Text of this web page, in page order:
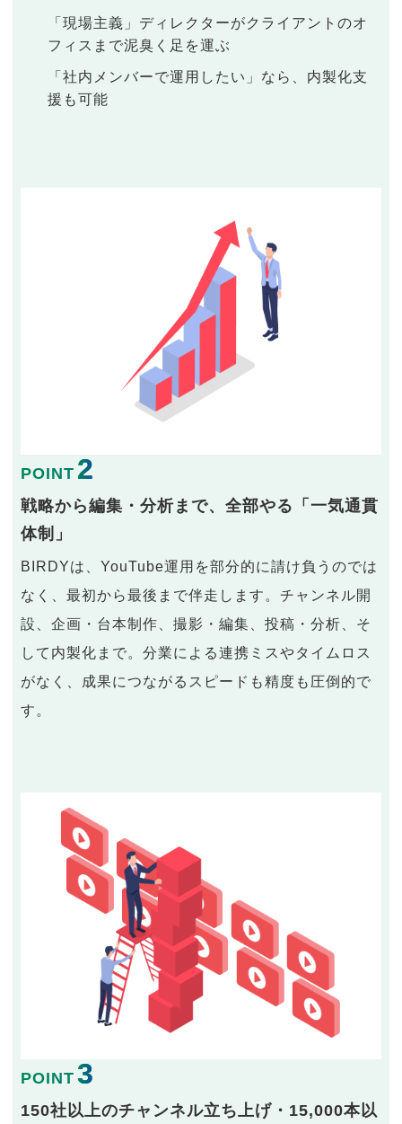
「現場主義」ディレクターがクライアントのオ
フィスまで泥臭く足を運ぶ
「社内メンバーで運用したい」なら、内製化支
援も可能
POINT 2
戦略から編集・分析まで、全部やる「一気通貫
体制」
BIRDYは、YouTube運用を部分的に請け負うのでは
なく、最初から最後まで伴走します。チャンネル開
設、企画・台本制作、撮影・編集、投稿・分析、そ
して内製化まで。分業による連携ミスやタイムロス
がなく、成果につながるスピードも精度も圧倒的で
す。
POINT 3
150社以上のチャンネル立ち上げ・15,000本以